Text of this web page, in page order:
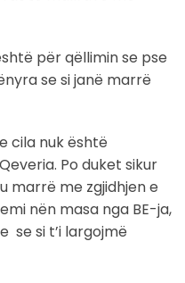
për qëllimin se pse
se si janë marrë
cila nuk është
Po duket sikur
marrë me zgjidhjen e
nën masa nga BE-ja,
se si t’i largojmë